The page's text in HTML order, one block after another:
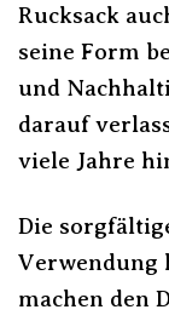
Rucksack
seine Form
und
darauf
viele Jahre
Die
Verwendung
machen den